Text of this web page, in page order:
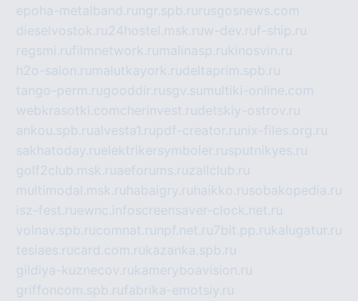
epoha-metalband.ru ngr.spb.ru rusgosnews.com
dieselvostok.ru24hostel.msk.ruw-dev.ruf-ship.ru
regsmi.rufilmnetwork.ru malinasp.rukinosvin.ru
h2o-salon.ru malutkayork.rudeltaprim.spb.ru
tango-perm.rugooddir.rusgv.su multiki-online.com
webkrasotki.comcherinvest.rudetskiy-ostrov.ru
ankou.spb.rualvesta1.rupdf-creator.ru nix-files.org.ru
sakhatoday.ruelektrikersymboler.rusputnikyes.ru
golf2club.msk.ruaeforums.ruzallclub.ru
multimodal.msk.ru habaigry.ru haikko.rusobakopedia.ru
isz-fest.ruewnc.infoscreensaver-clock.net.ru
volnav.spb.rucomnat.ru npf.net.ru7bit.pp.rukalugatur.ru
tesiaes.rucard.com.rukazanka.spb.ru
gildiya-kuznecov.rukameryboavision.ru
griffoncom.spb.rufabrika-emotsiy.ru